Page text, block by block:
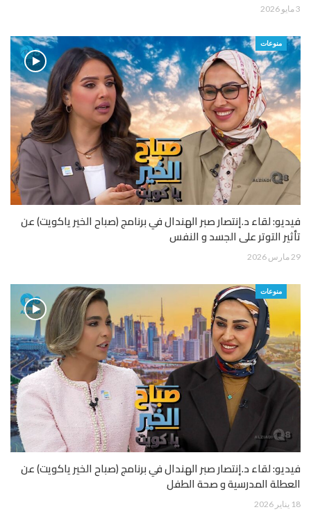
3 مايو 2026
منوعات
فيديو: لقاء د.إنتصار صبر الهندال في برنامج (صباح الخير ياكويت) عن
تأثير التوتر على الجسد و النفس
29 مارس 2026
منوعات
فيديو: لقاء د.إنتصار صبر الهندال في برنامج (صباح الخير ياكويت) عن
العطلة المدرسية و صحة الطفل
18 يناير 2026